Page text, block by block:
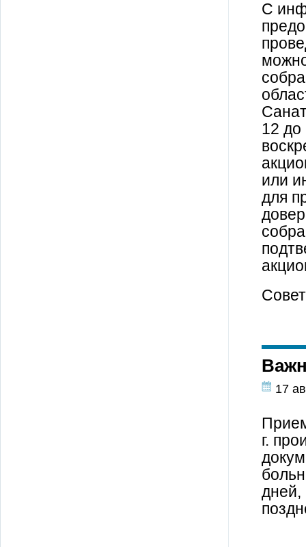
С
12 до
или
для
17
г.
дней,